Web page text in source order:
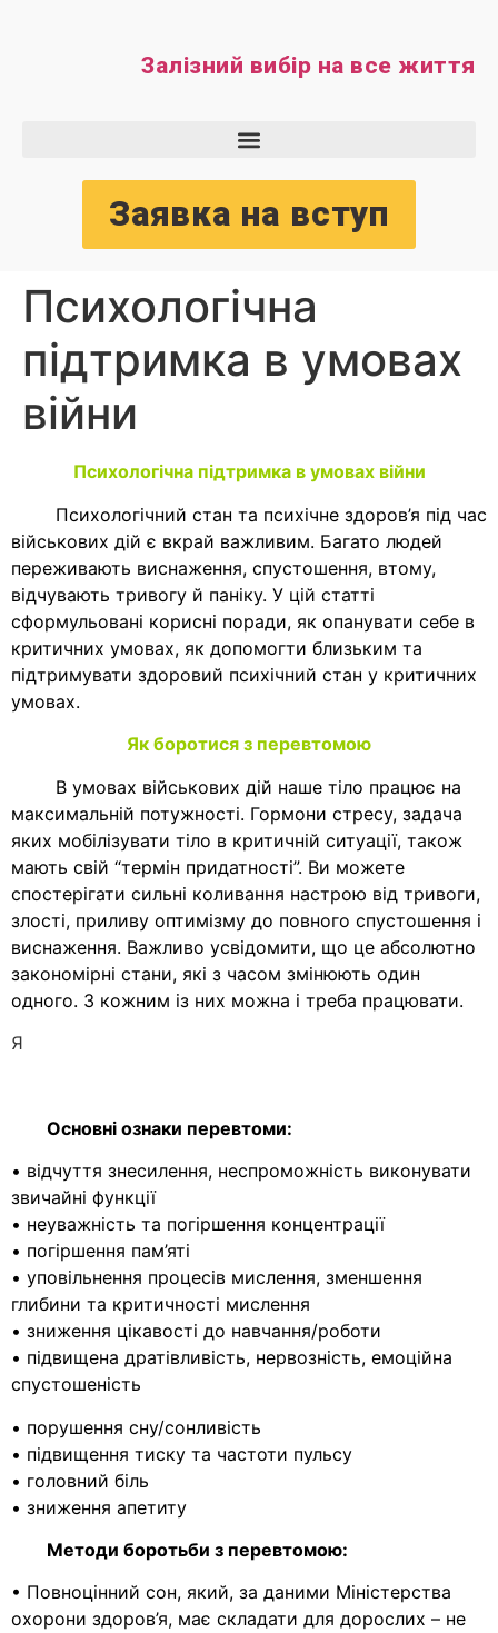
Залізний вибір на все життя
Заявка на вступ
Психологічна
підтримка в умовах
війни
Психологічна підтримка в умовах війни
Психологічний стан та психічне здоров’я під час
військових дій є вкрай важливим. Багато людей
переживають виснаження, спустошення, втому,
відчувають тривогу й паніку. У цій статті
сформульовані корисні поради, як опанувати себе в
критичних умовах, як допомогти близьким та
підтримувати здоровий психічний стан у критичних
умовах.
Як боротися з перевтомою
В умовах військових дій наше тіло працює на
максимальній потужності. Гормони стресу, задача
яких мобілізувати тіло в критичній ситуації, також
мають свій “термін придатності”. Ви можете
спостерігати сильні коливання настрою від тривоги,
злості, приливу оптимізму до повного спустошення і
виснаження. Важливо усвідомити, що це абсолютно
закономірні стани, які з часом змінюють один
одного. З кожним із них можна і треба працювати.
Я
Основні ознаки перевтоми:
• відчуття знесилення, неспроможність виконувати
звичайні функції
• неуважність та погіршення концентрації
• погіршення пам’яті
• уповільнення процесів мислення, зменшення
глибини та критичності мислення
• зниження цікавості до навчання/роботи
• підвищена дратівливість, нервозність, емоційна
спустошеність
• порушення сну/сонливість
• підвищення тиску та частоти пульсу
• головний біль
• зниження апетиту
Методи боротьби з перевтомою:
• Повноцінний сон, який, за даними Міністерства
охорони здоров’я, має складати для дорослих – не